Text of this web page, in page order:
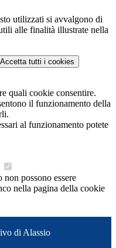
utilizzati si avvalgono di
alle finalità illustrate nella
Accetta tutti i cookies
quali cookie consentire.
il funzionamento della
al funzionamento potete
possono essere
nella pagina della cookie
di Alassio